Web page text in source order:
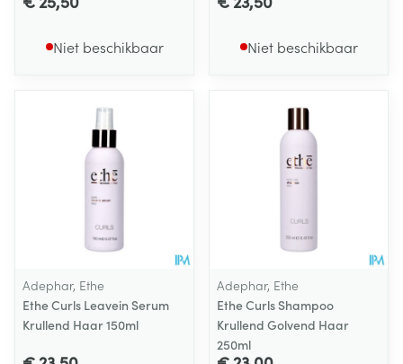
Niet beschikbaar Niet beschikbaar
Adephar, Ethe
Ethe Curls Leavein Serum
Krullend Haar 150ml
Adephar, Ethe
Ethe Curls Shampoo
Krullend Golvend Haar
250ml